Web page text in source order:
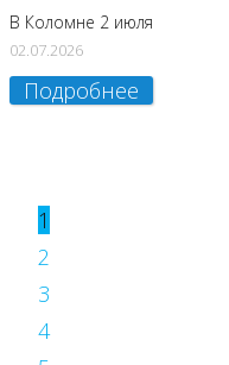
В Коломне 2 июля
02.07.2026
Подробнее
1
2
3
4